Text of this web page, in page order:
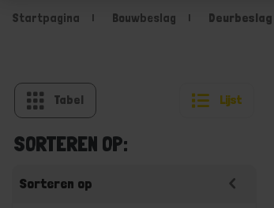
Startpagina Bouwbeslag Deurbeslag
Tabel Lijst
SORTEREN OP:
Sorteren op